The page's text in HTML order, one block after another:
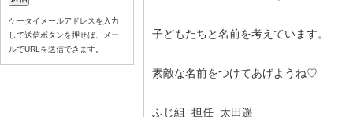
子どもたちと名前を考えています。
素敵な名前をつけてあげようね♡
ふじ組 担任 太田遥
ケータイメールアドレスを入力
して送信ボタンを押せば、メー
ルでURLを送信できます。